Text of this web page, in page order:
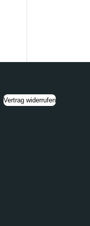
Vertrag widerrufen